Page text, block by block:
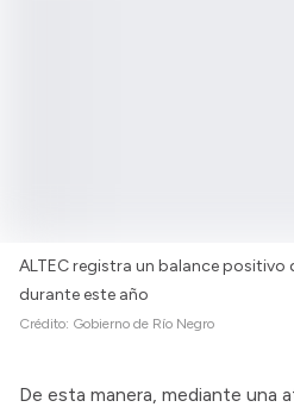
ALTEC registra un balance positivo
durante este año
Crédito: Gobierno de Río Negro
De esta manera, mediante una